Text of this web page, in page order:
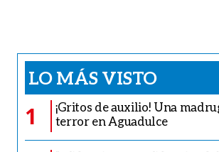
LO MÁS VISTO
1
¡Gritos de auxilio! Una
terror en Aguadulce